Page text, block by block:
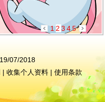
1 2 3 45
07/2018
| 收集个人资料 | 使用条款